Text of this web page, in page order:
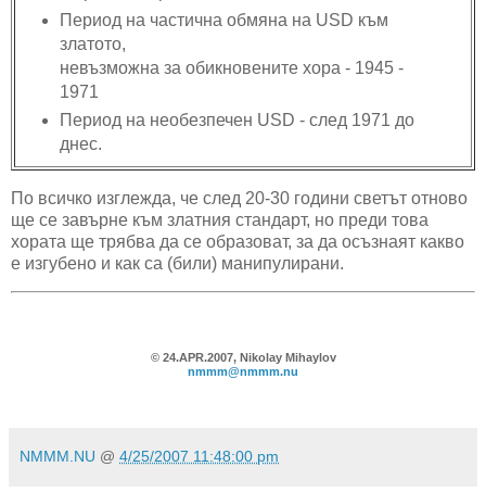
Период на частична обмяна на USD към
златото,
невъзможна за обикновените хора - 1945 -
1971
Период на необезпечен USD - след 1971 до
днес.
По всичко изглежда, че след 20-30 години светът отново
ще се завърне към златния стандарт, но преди това
хората ще трябва да се образоват, за да осъзнаят какво
е изгубено и как са (били) манипулирани.
© 24.APR.2007, Nikolay Mihaylov
nmmm@nmmm.nu
NMMM.NU @ 4/25/2007 11:48:00 pm